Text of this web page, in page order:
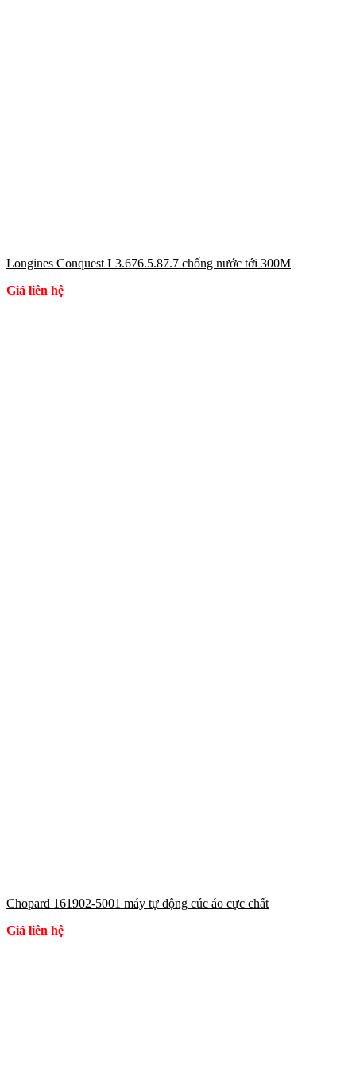
Longines Conquest L3.676.5.87.7 chống nước tới 300M
Giá liên hệ
Chopard 161902-5001 máy tự động cúc áo cực chất
Giá liên hệ